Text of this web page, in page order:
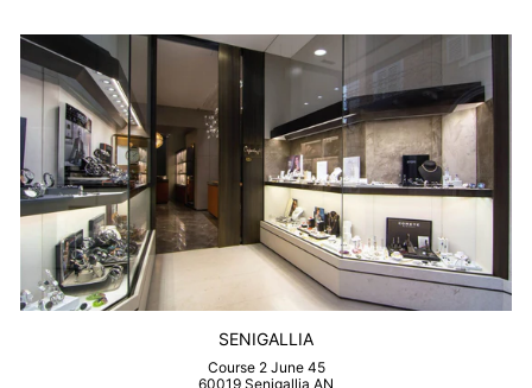
SENIGALLIA
Course 2 June 45
60019 Senigallia AN